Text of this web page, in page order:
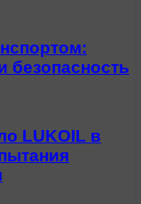
безопасность
LUKOIL в